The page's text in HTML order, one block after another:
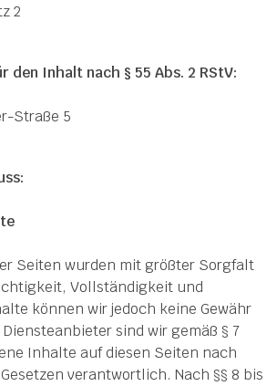
2
Inhalt nach § 55 Abs. 2 RStV:
Straße 5
Seiten wurden mit größter Sorgfalt
Vollständigkeit und
können wir jedoch keine Gewähr
sind wir gemäß § 7
Inhalte auf diesen Seiten nach
verantwortlich. Nach §§ 8 bis